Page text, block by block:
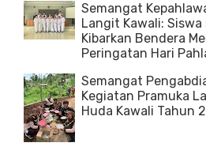
Semangat
Langit Kawali: Siswa
Kibarkan Bendera
Peringatan Hari
Semangat
Kegiatan Pramuka
Huda Kawali Tahun